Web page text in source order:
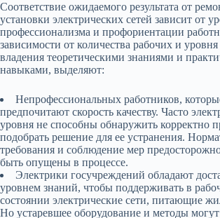
Соответствие ожидаемого результата от
установки электрических сетей зависит от
профессионализма и профориентации
зависимости от количества рабочих и
владения теоретическими знаниями и
навыками, выделяют:
Непрофессиональных работников,
предпочитают скорость качеству. Часто
уровня не способны обнаружить корректно
подобрать решение для ее устранения.
требования и соблюдение мер
быть опущены в процессе.
Электрики госучреждений обладают
уровнем знаний, чтобы поддерживать в
состоянии электрические сети, питающие
Но устаревшее оборудование и методы могут